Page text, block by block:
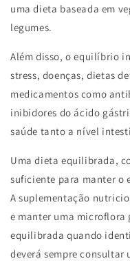
uma dieta baseada em
legumes.
Além disso, o equilíbrio
stress, doenças, dietas
medicamentos como
inibidores do ácido
saúde tanto a nível
Uma dieta equilibrada,
suficiente para manter
A suplementação
e manter uma
equilibrada quando
deverá sempre consultar